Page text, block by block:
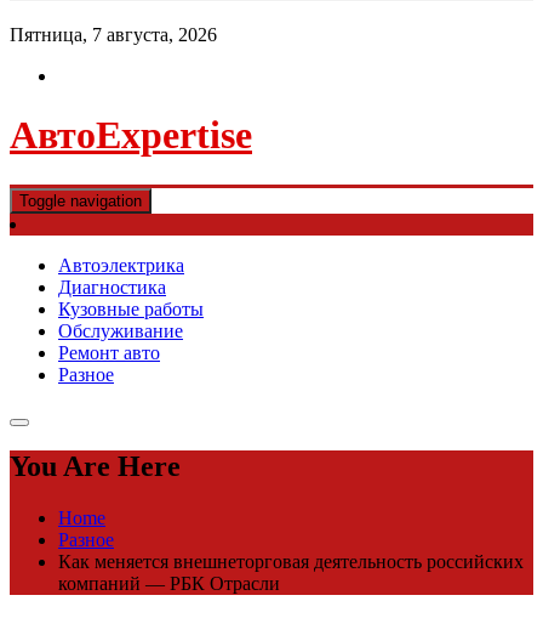
Пятница, 7 августа, 2026
АвтоExpertise
Toggle navigation
Автоэлектрика
Диагностика
Кузовные работы
Обслуживание
Ремонт авто
Разное
You Are Here
Home
Разное
Как меняется внешнеторговая деятельность российских
компаний — РБК Отрасли